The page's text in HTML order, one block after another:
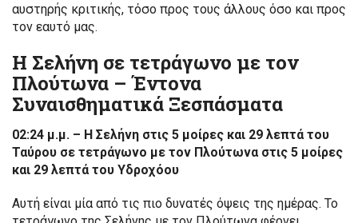
αυστηρής κριτικής, τόσο προς τους άλλους όσο και προς
τον εαυτό μας.
Η Σελήνη σε τετράγωνο με τον
Πλούτωνα – Έντονα
Συναισθηματικά Ξεσπάσματα
02:24 μ.μ. – Η Σελήνη στις 5 μοίρες και 29 λεπτά του
Ταύρου σε τετράγωνο με τον Πλούτωνα στις 5 μοίρες
και 29 λεπτά του Υδροχόου
Αυτή είναι μία από τις πιο δυνατές όψεις της ημέρας. Το